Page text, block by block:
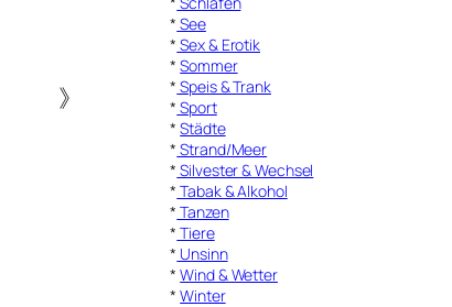
》
* See
* Sex & Erotik
*Sommer
* Speis & Trank
* Sport
*Städte
* Strand/Meer
* Silvester & Wechsel
* Tabak & Alkohol
* Tanzen
* Tiere
* Unsinn
*Wind & Wetter
*Winter